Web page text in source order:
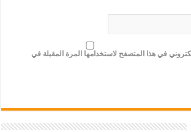
في هذا المتصفح لاستخدامها المرة المقبلة في